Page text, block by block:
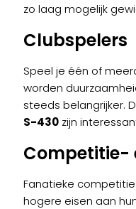
zo laag mogelijk
Clubspelers
Speel je één of
worden
steeds belangrijker.
S-430 zijn
Competitie-
Fanatieke
hogere eisen aan